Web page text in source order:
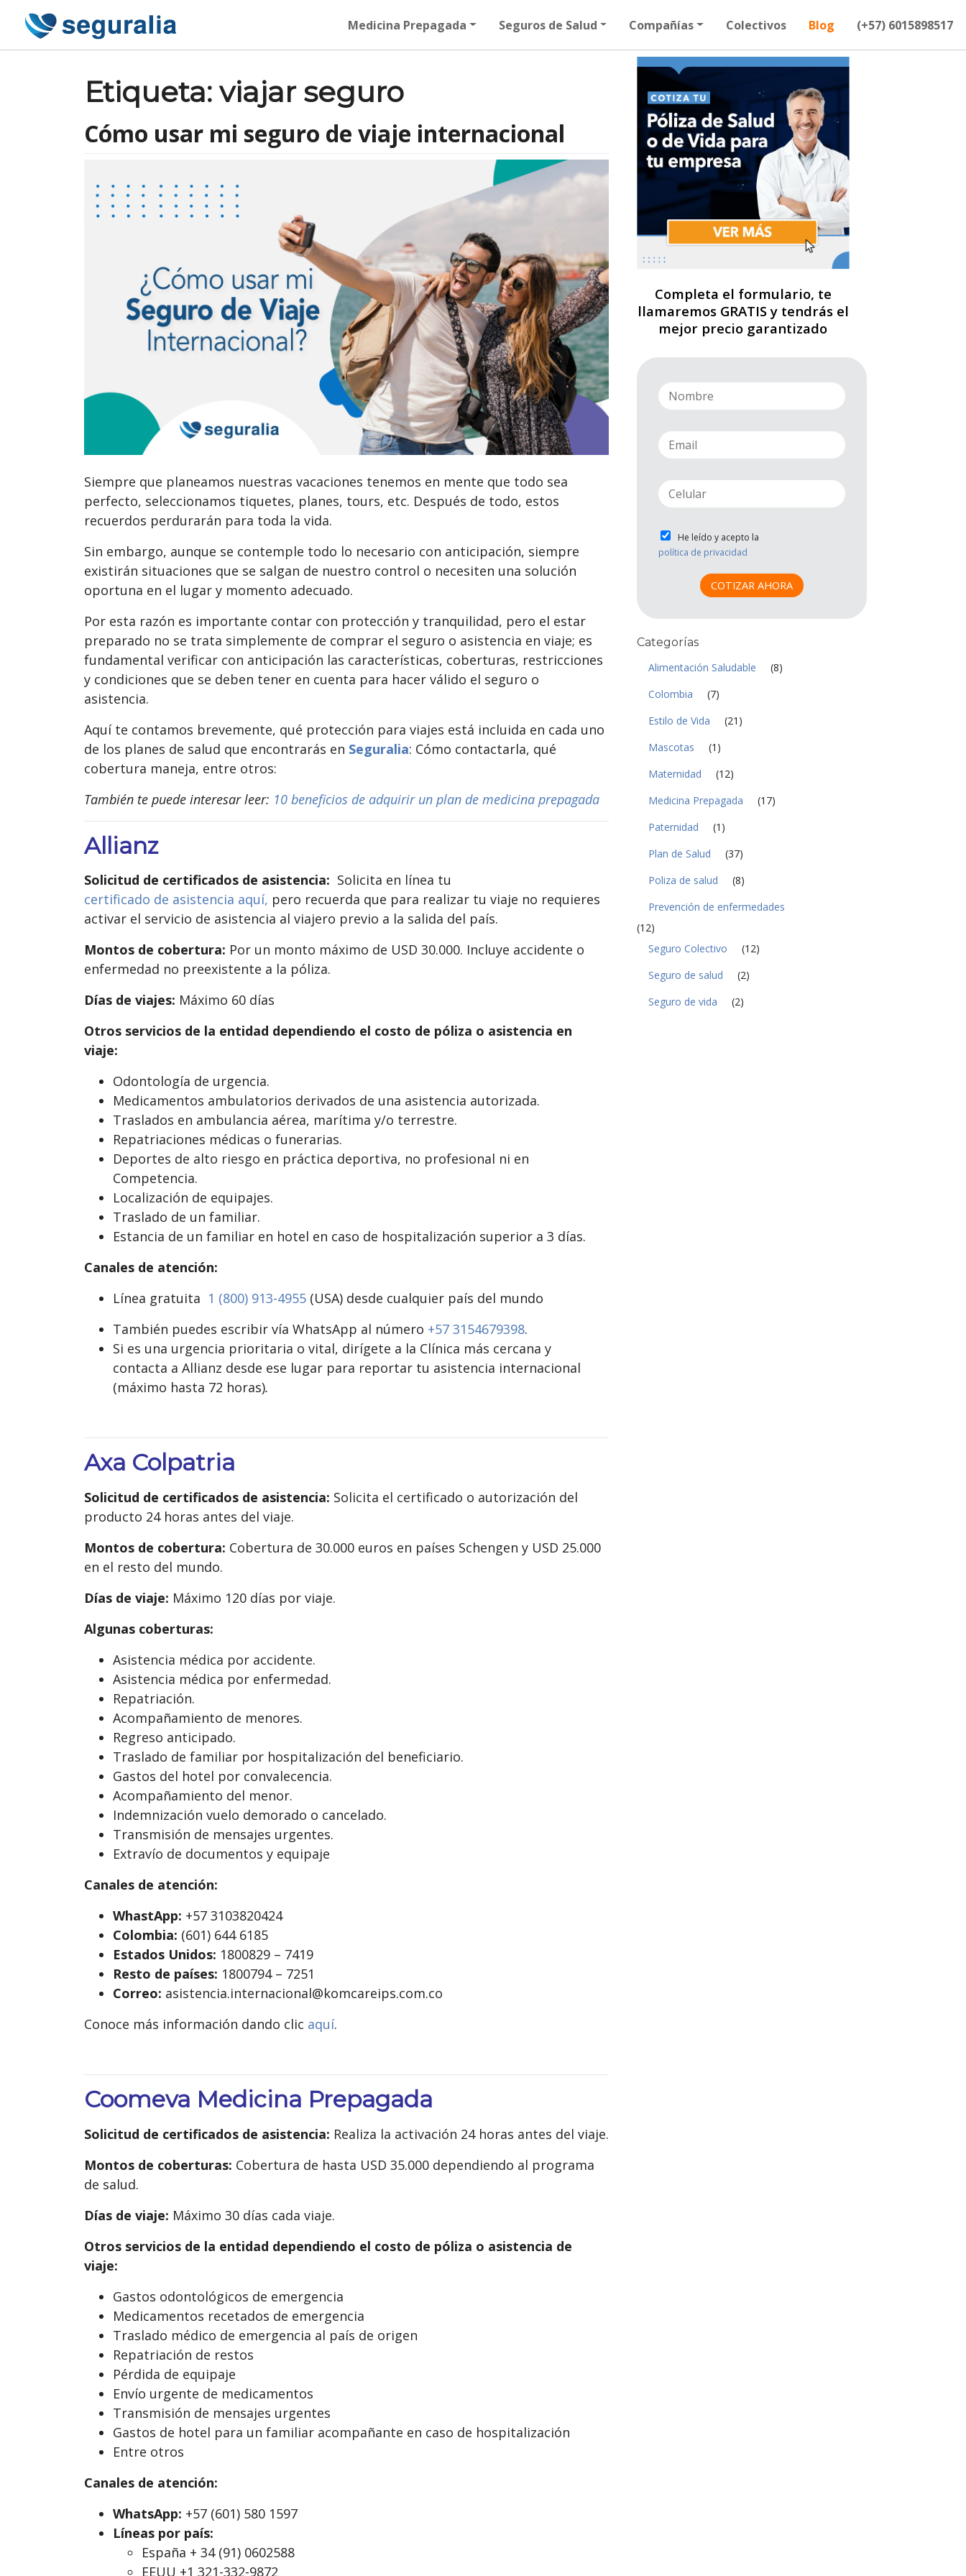
content
Medicina Prepagada Seguros de Salud Compañías Colectivos Blog (+57) 6015898517
Etiqueta:viajar seguro
Cómo usar mi seguro de viaje internacional
Siempre que planeamos nuestras vacaciones tenemos en mente que todo sea
perfecto, seleccionamos tiquetes, planes, tours, etc. Después de todo, estos
recuerdos perdurarán para toda la vida.
Sin embargo, aunque se contemple todo lo necesario con anticipación, siempre
existirán situaciones que se salgan de nuestro control o necesiten una solución
oportuna en el lugar y momento adecuado.
Por esta razón es importante contar con protección y tranquilidad, pero el estar
preparado no se trata simplemente de comprar el seguro o asistencia en viaje; es
fundamental verificar con anticipación las características, coberturas, restricciones
y condiciones que se deben tener en cuenta para hacer válido el seguro o
asistencia.
Aquí te contamos brevemente, qué protección para viajes está incluida en cada uno
de los planes de salud que encontrarás en Seguralia: Cómo contactarla, qué
cobertura maneja, entre otros:
También te puede interesar leer: 10 beneficios de adquirir un plan de medicina prepagada
Allianz
Solicitud de certificados de asistencia: Solicita en línea tu
certificado de asistencia aquí, pero recuerda que para realizar tu viaje no requieres
activar el servicio de asistencia al viajero previo a la salida del país.
Montos de cobertura: Por un monto máximo de USD 30.000. Incluye accidente o
enfermedad no preexistente a la póliza.
Días de viajes: Máximo 60 días
Otros servicios de la entidad dependiendo el costo de póliza o asistencia en
viaje:
Odontología de urgencia.
Medicamentos ambulatorios derivados de una asistencia autorizada.
Traslados en ambulancia aérea, marítima y/o terrestre.
Repatriaciones médicas o funerarias.
Deportes de alto riesgo en práctica deportiva, no profesional ni en
Competencia.
Localización de equipajes.
Traslado de un familiar.
Estancia de un familiar en hotel en caso de hospitalización superior a 3 días.
Canales de atención:
Línea gratuita 1 (800) 913-4955 (USA) desde cualquier país del mundo
También puedes escribir vía WhatsApp al número +57 3154679398.
Si es una urgencia prioritaria o vital, dirígete a la Clínica más cercana y
contacta a Allianz desde ese lugar para reportar tu asistencia internacional
(máximo hasta 72 horas).
Axa Colpatria
Solicitud de certificados de asistencia: Solicita el certificado o autorización del
producto 24 horas antes del viaje.
Montos de cobertura: Cobertura de 30.000 euros en países Schengen y USD 25.000
en el resto del mundo.
Días de viaje: Máximo 120 días por viaje.
Algunas coberturas:
Asistencia médica por accidente.
Asistencia médica por enfermedad.
Repatriación.
Acompañamiento de menores.
Regreso anticipado.
Traslado de familiar por hospitalización del beneficiario.
Gastos del hotel por convalecencia.
Acompañamiento del menor.
Indemnización vuelo demorado o cancelado.
Transmisión de mensajes urgentes.
Extravío de documentos y equipaje
Canales de atención:
WhastApp: +57 3103820424
Colombia: (601) 644 6185
Estados Unidos: 1800829 – 7419
Resto de países: 1800794 – 7251
Correo: asistencia.internacional@komcareips.com.co
Conoce más información dando clic aquí.
Coomeva Medicina Prepagada
Solicitud de certificados de asistencia: Realiza la activación 24 horas antes del viaje.
Montos de coberturas: Cobertura de hasta USD 35.000 dependiendo al programa
de salud.
Días de viaje: Máximo 30 días cada viaje.
Otros servicios de la entidad dependiendo el costo de póliza o asistencia de
viaje:
Gastos odontológicos de emergencia
Medicamentos recetados de emergencia
Traslado médico de emergencia al país de origen
Repatriación de restos
Pérdida de equipaje
Envío urgente de medicamentos
Transmisión de mensajes urgentes
Gastos de hotel para un familiar acompañante en caso de hospitalización
Entre otros
Canales de atención:
WhatsApp: +57 (601) 580 1597
Líneas por país:
España + 34 (91) 0602588
EEUU +1 321-332-9872
Completa el formulario, te
llamaremos GRATIS y tendrás el
mejor precio garantizado
n
a
e
*
e
m
l
*
p
h
n
e
*
P
r
i
d
a
d
He leído y acepto la
política de privacidad
COTIZAR AHORA
Categorías
Alimentación Saludable
(8)
Colombia
(7)
Estilo de Vida
(21)
Mascotas
(1)
Maternidad
(12)
Medicina Prepagada
(17)
Paternidad
(1)
Plan de Salud
(37)
Poliza de salud
(8)
Prevención de enfermedades
(12)
Seguro Colectivo
(12)
Seguro de salud
(2)
Seguro de vida
(2)